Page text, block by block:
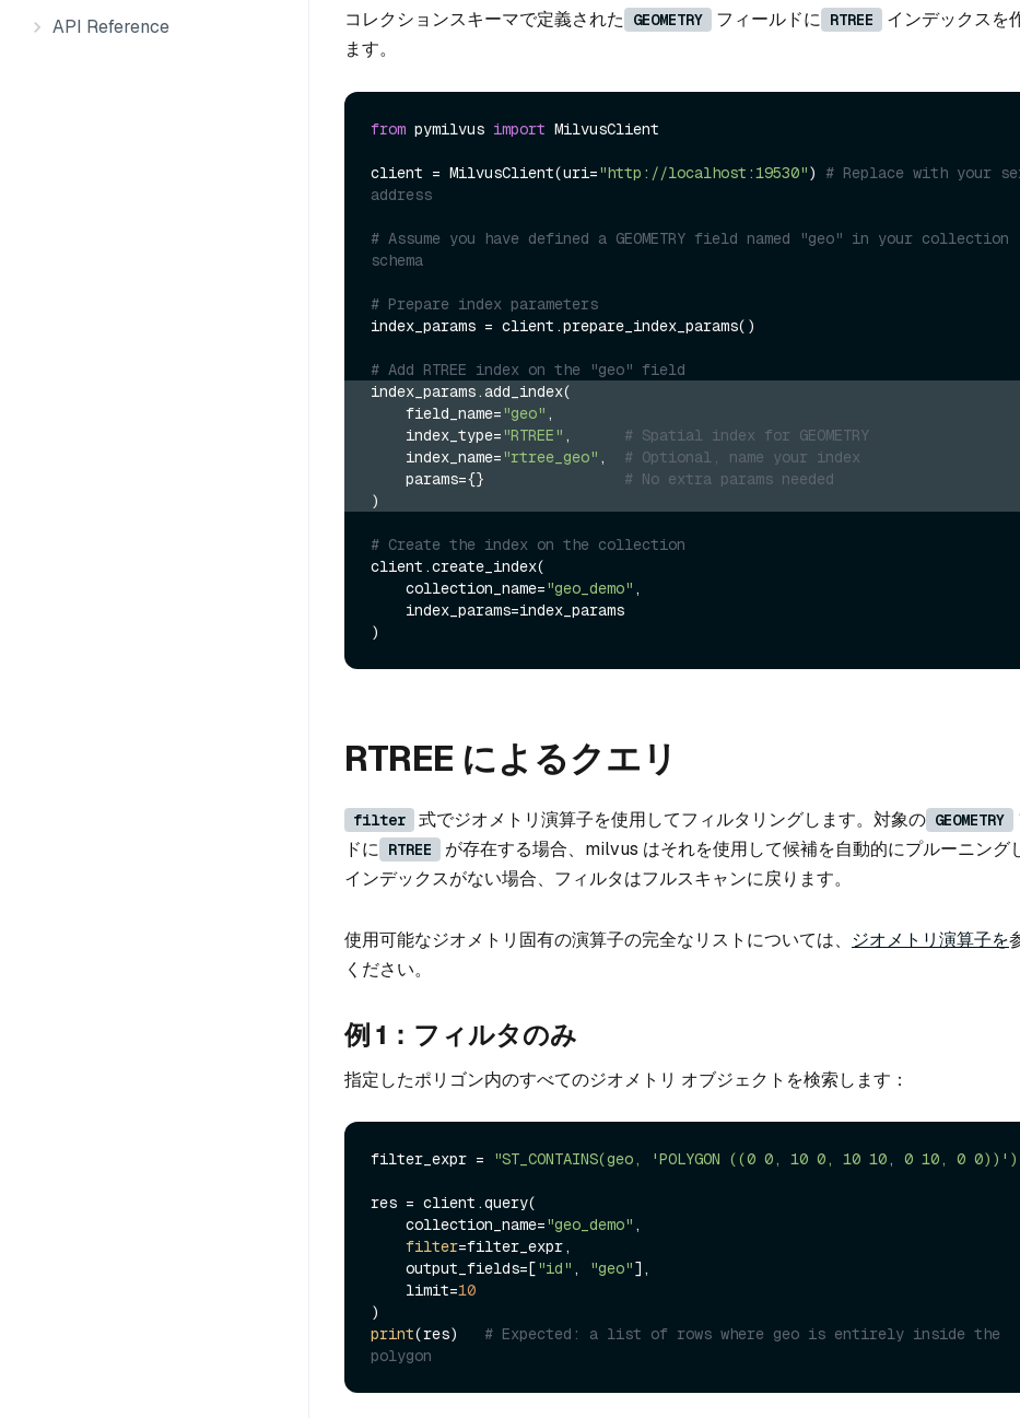
API Reference
コレクションスキーマで定義された GEOMETRY フィールドに RTREE
インデックスを
ます。
from pymilvus import MilvusClient
client = MilvusClient(uri="http://localhost:19530") # Replace with your
address
# Assume you have defined a GEOMETRY field named "geo" in your collection
schema
# Prepare index parameters
index_params = client.prepare_index_params()
# Add RTREE index on the "geo" field
index_params.add_index(
    field_name=
"geo" ,
    index_type=
"RTREE" , # Spatial index for GEOMETRY
    index_name=
"rtree_geo" , # Optional, name your index
    params={}
# No extra params needed
)
# Create the index on the collection
client.create_index(
    collection_name=
"geo_demo" ,
RTREE によるクエリ
filter 式でジオメトリ演算子を使用してフィルタリングします。対象の GEOMETRY
ドに RTREE
が存在する場合、milvus はそれを使用して候補を自動的にプルーニング
インデックスがない場合、フィルタはフルスキャンに戻ります。
使用可能なジオメトリ固有の演算子の完全なリストについては、 ジオメトリ演算子を
ください。
例 1：フィルタのみ
指定したポリゴン内のすべてのジオメトリ オブジェクトを検索します：
filter_expr = "ST_CONTAINS(geo, 'POLYGON ((0 0, 10 0, 10 10, 0 10, 0
res = client.query(
    collection_name=
"geo_demo" ,
filter=filter_expr,
    output_fields=[
"id" , "geo"],
    limit=
10
print(res) # Expected: a list of rows where geo is entirely inside the
polygon